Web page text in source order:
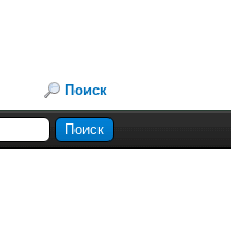
Поиск